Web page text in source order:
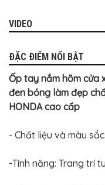
ĐỒ
XE
MÁY
DÁN
DECAL
Ô
TÔ
DA
VIDEO
ĐẶC ĐIỂM NỔI BẬT
Ốp tay nắm hõm cửa
đen bóng làm đẹp
HONDA cao cấp
- Chất liệu và màu
-Tính năng: Trang trí